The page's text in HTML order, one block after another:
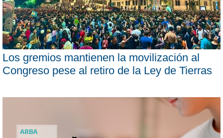
Los gremios mantienen la movilización al
Congreso pese al retiro de la Ley de Tierras